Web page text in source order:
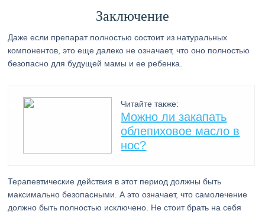
Заключение
Даже если препарат полностью состоит из натуральных
компонентов, это еще далеко не означает, что оно полностью
безопасно для будущей мамы и ее ребенка.
Читайте также:
Можно ли закапать
облепиховое масло в
нос?
Терапевтические действия в этот период должны быть
максимально безопасными. А это означает, что самолечение
должно быть полностью исключено. Не стоит брать на себя